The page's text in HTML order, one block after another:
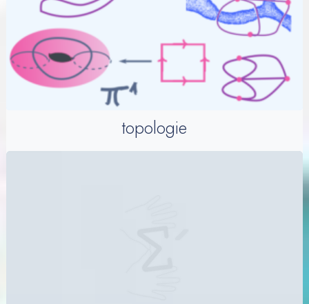
topologie